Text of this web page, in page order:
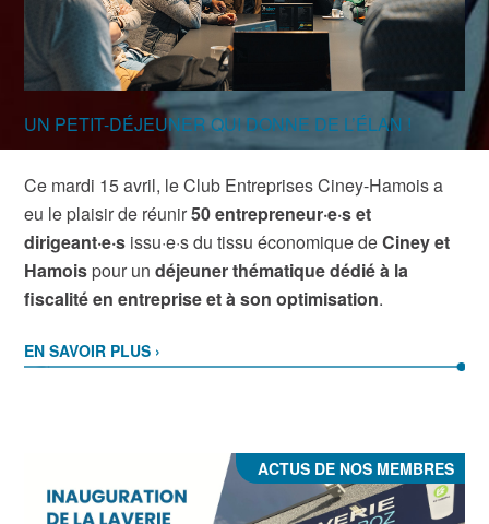
UN PETIT-DÉJEUNER QUI DONNE DE L’ÉLAN !
Ce mardi 15 avril, le Club Entreprises Ciney-Hamois a
eu le plaisir de réunir50 entrepreneur·e·s et
dirigeant·e·s issu·e·s du tissu économique deCiney et
Hamois pour undéjeuner thématique dédié à la
fiscalité en entreprise et à son optimisation.
EN SAVOIR PLUS ›
ACTUS DE NOS MEMBRES